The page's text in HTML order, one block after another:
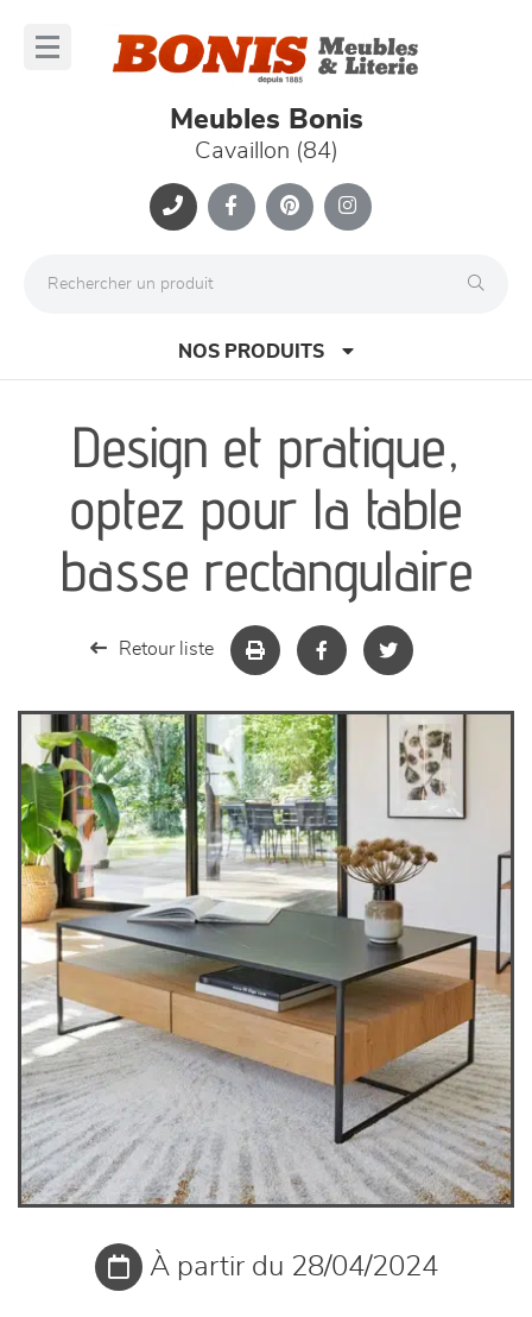
Meubles Bonis
Cavaillon (84)
NOS PRODUITS
canapés et fauteuils
séjours
chambres et dressing
literie
décoration
Design et pratique,
optez pour la table
basse rectangulaire
Retour liste
À partir du 28/04/2024